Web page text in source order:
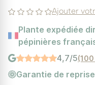
Ajouter
Plante expédiée
pépinières
4,7/5
Garantie de